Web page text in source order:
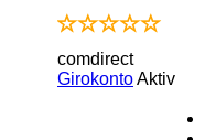
comdirect
GirokontoAktiv